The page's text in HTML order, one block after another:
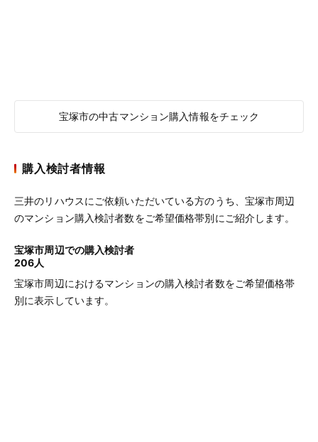
宝塚市の中古マンション購入情報をチェック
購入検討者情報
三井のリハウスにご依頼いただいている方のうち、宝塚市周辺
のマンション購入検討者数をご希望価格帯別にご紹介します。
宝塚市周辺での購入検討者
206人
宝塚市周辺におけるマンションの購入検討者数をご希望価格帯
別に表示しています。